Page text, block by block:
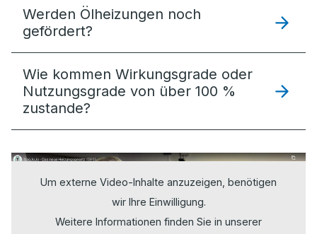
Werden Ölheizungen noch
gefördert?
Wie kommen Wirkungsgrade oder
Nutzungsgrade von über 100 %
zustande?
Um externe Video-Inhalte anzuzeigen, benötigen
wir Ihre Einwilligung.
Weitere Informationen finden Sie in unserer